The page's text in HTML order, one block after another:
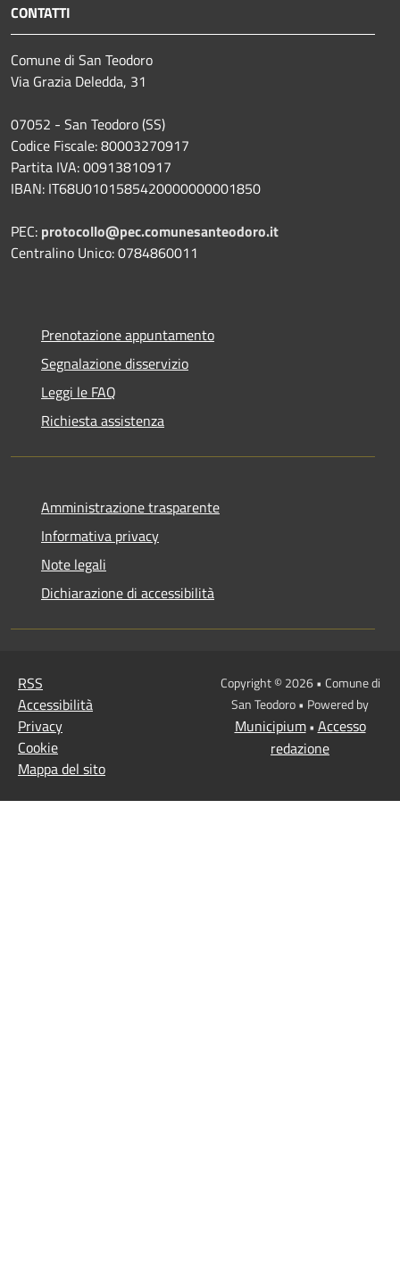
CONTATTI
Comune di San Teodoro
Via Grazia Deledda, 31
07052 - San Teodoro (SS)
Codice Fiscale: 80003270917
Partita IVA: 00913810917
IBAN: IT68U0101585420000000001850
PEC: protocollo@pec.comunesanteodoro.it
Centralino Unico: 0784860011
Prenotazione appuntamento
Segnalazione disservizio
Leggi le FAQ
Richiesta assistenza
Amministrazione trasparente
Informativa privacy
Note legali
Dichiarazione di accessibilità
RSS
Accessibilità
Privacy
Cookie
Mappa del sito
Copyright © 2026 • Comune di
San Teodoro • Powered by
Municipium• Accesso
redazione